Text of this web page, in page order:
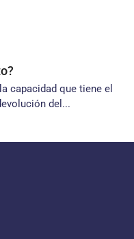
capacidad que tiene el
del...